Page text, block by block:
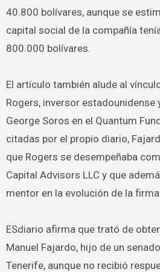
40.800 bolívares, aunque se
capital social de la compañía
800.000 bolívares.
El artículo también alude al
Rogers, inversor estadounidense
George Soros en el Quantum
citadas por el propio diario,
que Rogers se desempeñaba
Capital Advisors LLC y que
mentor en la evolución de la
ESdiario afirma que trató de
Manuel Fajardo, hijo de un
Tenerife, aunque no recibió